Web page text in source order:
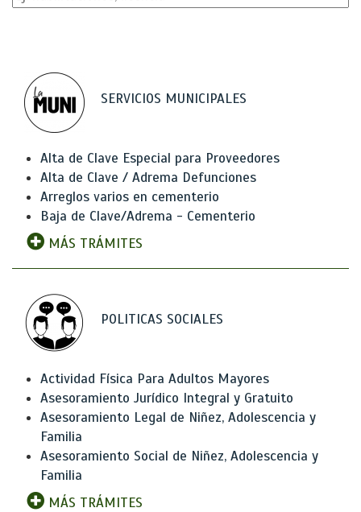
SERVICIOS MUNICIPALES
Alta de Clave Especial para Proveedores
Alta de Clave / Adrema Defunciones
Arreglos varios en cementerio
Baja de Clave/Adrema - Cementerio
MÁS TRÁMITES
POLITICAS SOCIALES
Actividad Física Para Adultos Mayores
Asesoramiento Jurídico Integral y Gratuito
Asesoramiento Legal de Niñez, Adolescencia y
Familia
Asesoramiento Social de Niñez, Adolescencia y
Familia
MÁS TRÁMITES